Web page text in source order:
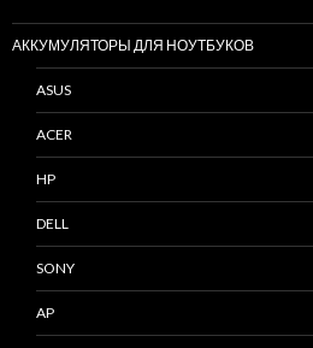
АККУМУЛЯТОРЫ ДЛЯ НОУТБУКОВ
ASUS
ACER
HP
DELL
SONY
AP